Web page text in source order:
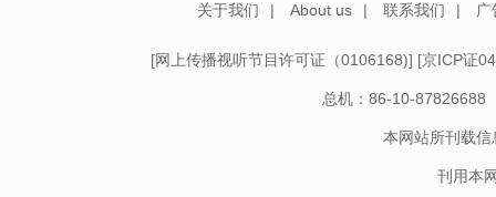
关于我们 | About us | 联系我们 |
[网上传播视听节目许可证（0106168)] [京ICP证
总机：86-10-87826688
本网站所刊载
刊用本